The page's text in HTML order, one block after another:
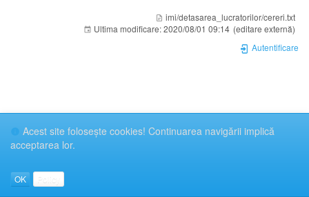
imi/detasarea_lucratorilor/cereri.txt
Ultima modificare:2020/08/01 09:14 (editare externă)
Autentificare
Acest site foloseşte cookies! Continuarea navigării implică
acceptarea lor.
OK Policy